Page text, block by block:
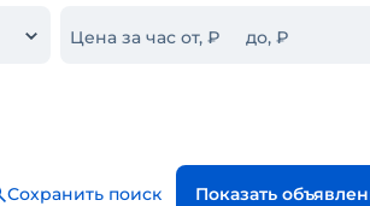
Цена за час от, ₽ до, ₽
Сохранить поиск Показать